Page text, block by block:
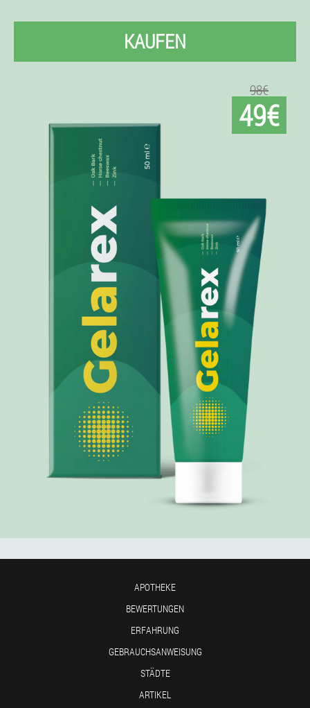
KAUFEN
98€
49€
APOTHEKE
BEWERTUNGEN
ERFAHRUNG
GEBRAUCHSANWEISUNG
STÄDTE
ARTIKEL